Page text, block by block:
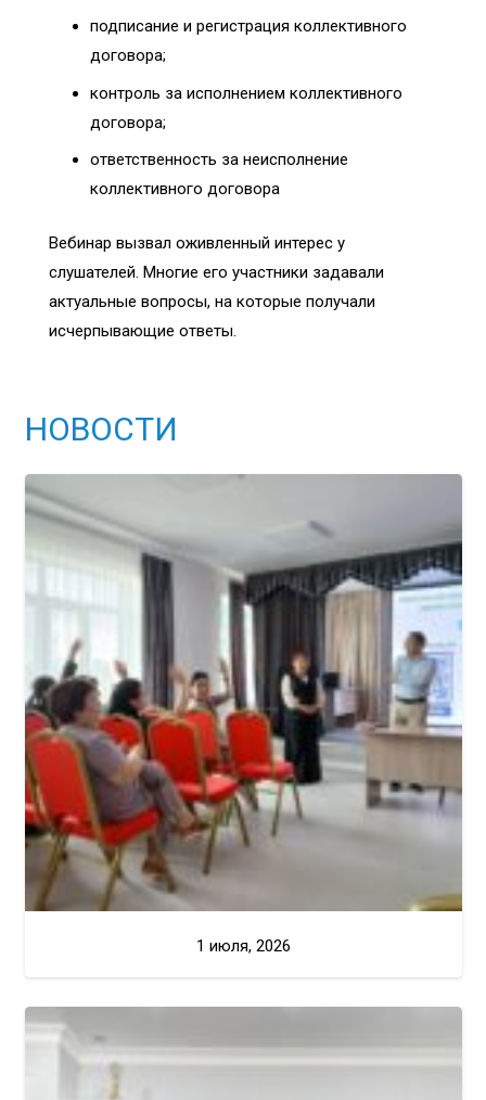
подписание и регистрация коллективного
договора;
контроль за исполнением коллективного
договора;
ответственность за неисполнение
коллективного договора
Вебинар вызвал оживленный интерес у
слушателей. Многие его участники задавали
актуальные вопросы, на которые получали
исчерпывающие ответы.
НОВОСТИ
1 июля, 2026